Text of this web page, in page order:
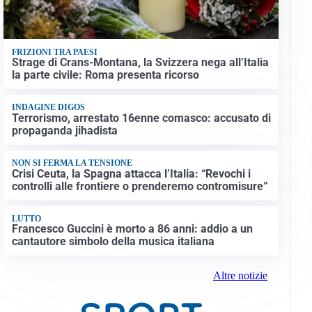
FRIZIONI TRA PAESI
Strage di Crans-Montana, la Svizzera nega all’Italia
la parte civile: Roma presenta ricorso
INDAGINE DIGOS
Terrorismo, arrestato 16enne comasco: accusato di
propaganda jihadista
NON SI FERMA LA TENSIONE
Crisi Ceuta, la Spagna attacca l’Italia: “Revochi i
controlli alle frontiere o prenderemo contromisure”
LUTTO
Francesco Guccini è morto a 86 anni: addio a un
cantautore simbolo della musica italiana
Altre notizie